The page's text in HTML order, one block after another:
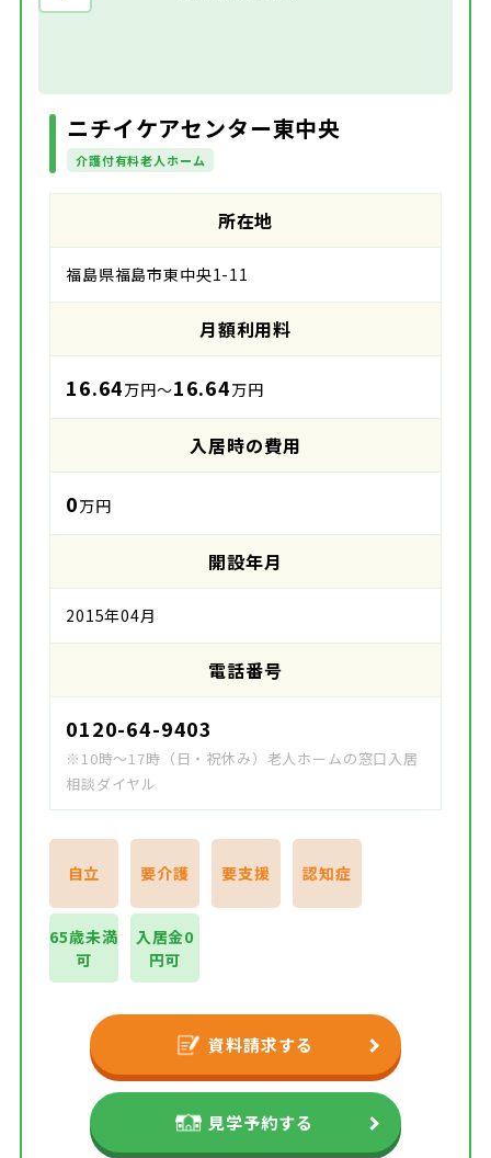
ニチイケアセンター東中央
介護付有料老人ホーム
所在地
福島県福島市東中央1-11
月額利用料
16.64万円～16.64万円
入居時の費用
0万円
開設年月
2015年04月
電話番号
0120-64-9403
※10時～17時（日・祝休み）老人ホームの窓口入居
相談ダイヤル
自立 要介護 要支援 認知症
65歳未満
可
入居金0
円可
資料請求する
見学予約する